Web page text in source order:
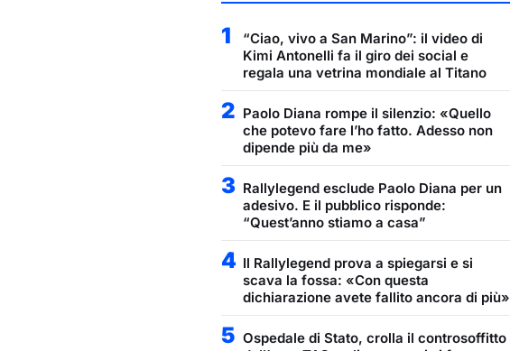
1
“Ciao, vivo a San Marino”: il video di
Kimi Antonelli fa il giro dei social e
regala una vetrina mondiale al Titano
2 Paolo Diana rompe il silenzio: «Quello
che potevo fare l’ho fatto. Adesso non
dipende più da me»
3 Rallylegend esclude Paolo Diana per un
adesivo. E il pubblico risponde:
“Quest’anno stiamo a casa”
4 Il Rallylegend prova a spiegarsi e si
scava la fossa: «Con questa
dichiarazione avete fallito ancora di più»
5 Ospedale di Stato, crolla il controsoffitto